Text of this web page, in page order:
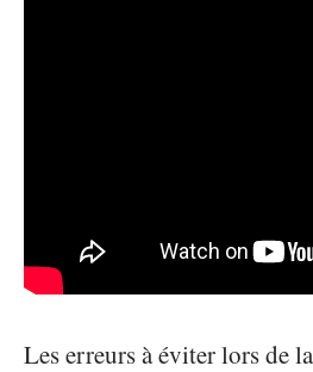
Les erreurs à éviter lors de